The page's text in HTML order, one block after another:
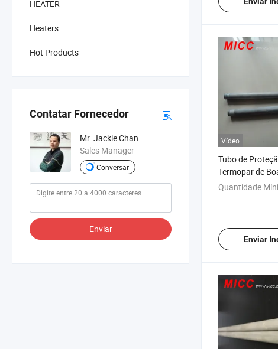
HEATER
Heaters
Hot Products
Contatar Fornecedor
Mr. Jackie Chan
Sales Manager
Conversar
Enviar
Vídeo
Tubo de
Termopar de
Quantidade
Enviar